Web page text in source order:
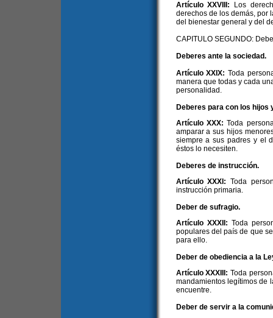
Artículo XXVIII:
Los
derechos de los demás, por
del bienestar general y del
CAPITULO SEGUNDO:
Deberes ante la sociedad.
Artículo XXIX:Toda
manera que todas y cada
personalidad.
Deberes para con los hijos
Artículo XXX:Toda
amparar a sus hijos
siempre a sus padres y el
éstos lo necesiten.
Deberes de instrucción.
Artículo XXXI: Toda
instrucción primaria.
Deber de sufragio.
Artículo XXXII: Toda
populares del país de que
para ello.
Deber de obediencia a la
Artículo XXXIII:Toda
mandamientos legítimos de
encuentre.
Deber de servir a la